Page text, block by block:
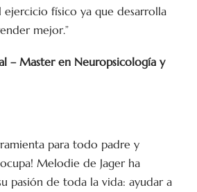
físico ya que desarrolla
mejor.”
– Master en Neuropsicología y
para todo padre y
Melodie de Jager ha
pasión de toda la vida: ayudar a